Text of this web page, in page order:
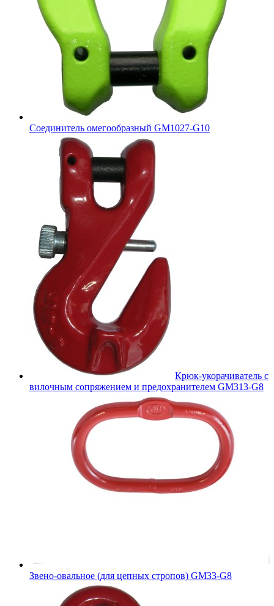
Соединитель омегообразный GM1027-G10
Крюк-укорачиватель с
вилочным сопряжением и предохранителем GM313-G8
Звено-овальное (для цепных стропов) GM33-G8